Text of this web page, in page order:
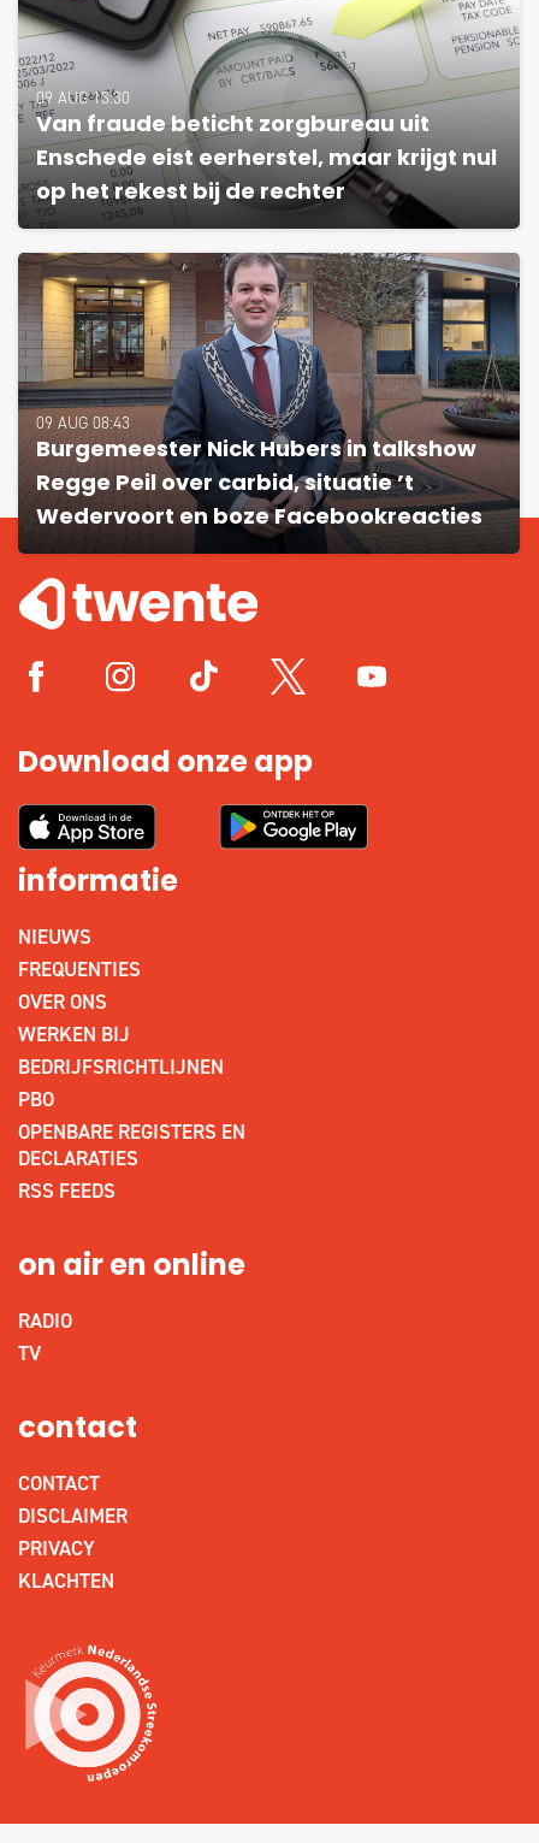
09 AUG 13:30
Van fraude beticht zorgbureau uit
Enschede eist eerherstel, maar krijgt nul
op het rekest bij de rechter
09 AUG 08:43
Burgemeester Nick Hubers in talkshow
Regge Peil over carbid, situatie ’t
Wedervoort en boze Facebookreacties
Download onze app
informatie
NIEUWS
FREQUENTIES
OVER ONS
WERKEN BIJ
BEDRIJFSRICHTLIJNEN
PBO
OPENBARE REGISTERS EN
DECLARATIES
RSS FEEDS
on air en online
RADIO
TV
contact
CONTACT
DISCLAIMER
PRIVACY
KLACHTEN